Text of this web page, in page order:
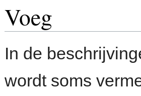
Voeg
In de
wordt soms